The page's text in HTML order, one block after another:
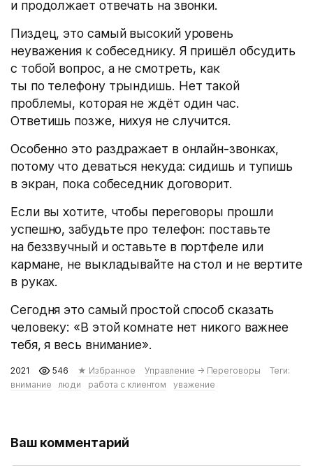
и продолжает отвечать на звонки.
Пиздец, это самый высокий уровень
неуважения к собеседнику. Я пришёл обсудить
с тобой вопрос, а не смотреть, как
ты по телефону трындишь. Нет такой
проблемы, которая не ждёт один час.
Ответишь позже, нихуя не случится.
Особенно это раздражает в онлайн-звонках,
потому что деваться некуда: сидишь и тупишь
в экран, пока собеседник договорит.
Если вы хотите, чтобы переговоры прошли
успешно, забудьте про телефон: поставьте
на беззвучный и оставьте в портфеле или
кармане, не выкладывайте на стол и не вертите
в руках.
Сегодня это самый простой способ сказать
человеку: «В этой комнате нет никого важнее
тебя, я весь внимание».
2021 546 ★ Избранное Управление → Переговоры
Теги:
внимание
люди работа с клиентом уважение
Ваш комментарий